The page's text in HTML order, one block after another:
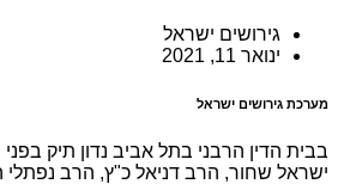
גירושים ישראל
ינואר 11, 2021
מערכת גירושים ישראל
בבית הדין הרבני בתל אביב נדון תיק
ישראל שחור, הרב דניאל כ"ץ, הרב נפתלי